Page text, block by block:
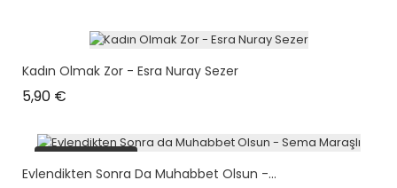
Kadın Olmak Zor - Esra Nuray Sezer
5,90 €
plus en stock
Evlendikten Sonra Da Muhabbet Olsun -...